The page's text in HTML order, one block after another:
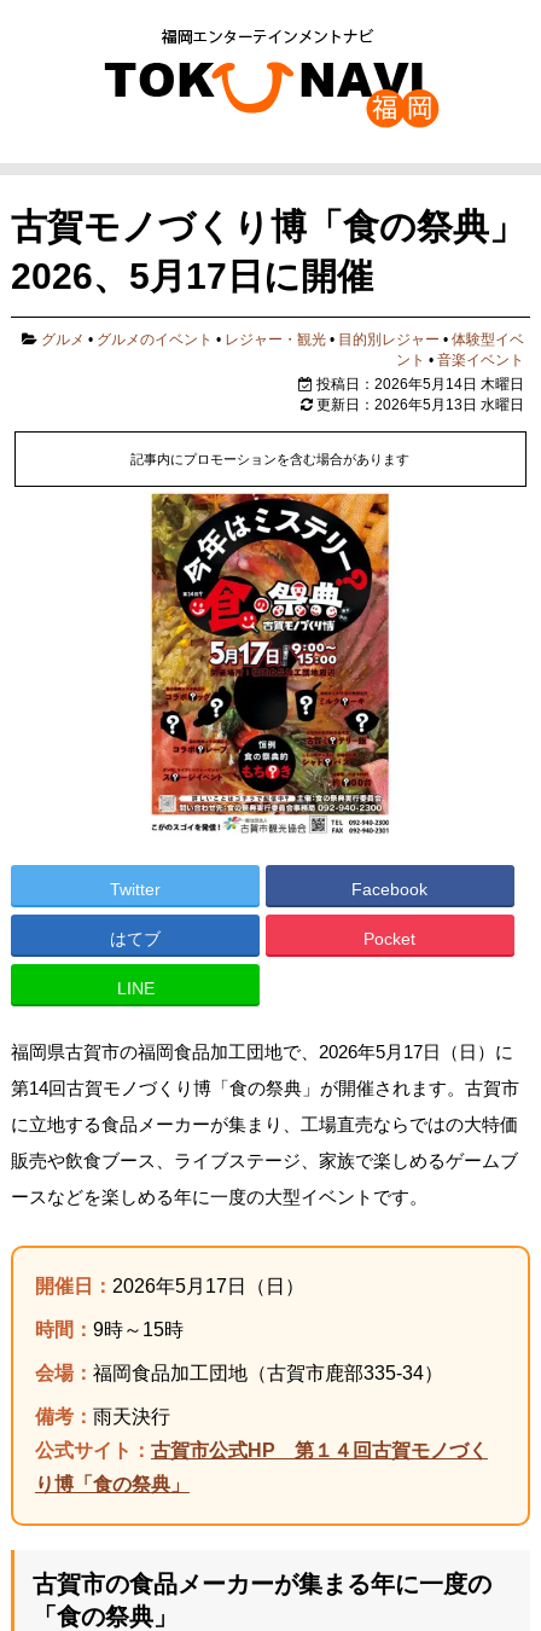
古賀モノづくり博「食の祭典」
2026、5月17日に開催
グルメ • グルメのイベント • レジャー・観光 • 目的別レジャー •体験型イベ
ント •音楽イベント
投稿日：2026年5月14日 木曜日
更新日：2026年5月13日 水曜日
記事内にプロモーションを含む場合があります
Twitter Facebook
はてブ Pocket
LINE
福岡県古賀市の福岡食品加工団地で、2026年5月17日（日）に
第14回古賀モノづくり博「食の祭典」が開催されます。古賀市
に立地する食品メーカーが集まり、工場直売ならではの大特価
販売や飲食ブース、ライブステージ、家族で楽しめるゲームブ
ースなどを楽しめる年に一度の大型イベントです。
開催日： 2026年5月17日（日）
時間： 9時～15時
会場： 福岡食品加工団地（古賀市鹿部335-34）
備考： 雨天決行
公式サイト： 古賀市公式HP 第１４回古賀モノづく
り博「食の祭典」
古賀市の食品メーカーが集まる年に一度の
「食の祭典」